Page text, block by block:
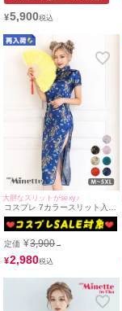
着用/S~XLサイズ対応) |
¥5,900
大胆なスリットがsexy♪
コスプレ 7カラースリット入り
タイトロング丈プチプラセクシ
ーチャイナドレス [1点セット]
(チャイナ服)(S～XXXXXL)
定価 ¥3,900→
¥2,980